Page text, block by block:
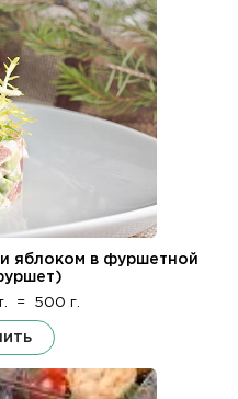
яблоком в фуршетной
= 500 г.